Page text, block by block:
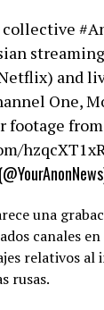
and
One,
footage
una
canales
relativos al
rusas.